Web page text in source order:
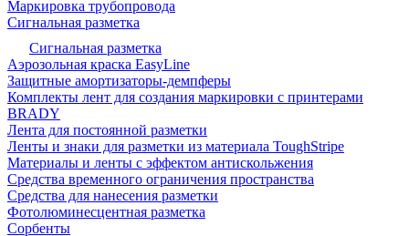
Маркировка трубопровода
Сигнальная разметка
Сигнальная разметка
Аэрозольная краска EasyLine
Защитные амортизаторы-демпферы
Комплекты лент для создания маркировки с принтерами
BRADY
Лента для постоянной разметки
Ленты и знаки для разметки из материала ToughStripe
Материалы и ленты с эффектом антискольжения
Средства временного ограничения пространства
Средства для нанесения разметки
Фотолюминесцентная разметка
Сорбенты